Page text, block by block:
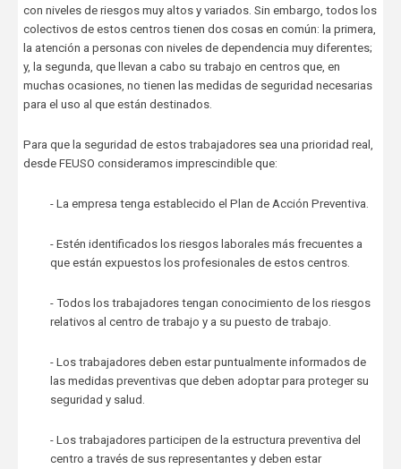
con niveles de riesgos muy altos y variados. Sin embargo, todos los
colectivos de estos centros tienen dos cosas en común: la primera,
la atención a personas con niveles de dependencia muy diferentes;
y, la segunda, que llevan a cabo su trabajo en centros que, en
muchas ocasiones, no tienen las medidas de seguridad necesarias
para el uso al que están destinados.
Para que la seguridad de estos trabajadores sea una prioridad real,
desde FEUSO consideramos imprescindible que:
- La empresa tenga establecido el Plan de Acción Preventiva.
- Estén identificados los riesgos laborales más frecuentes a
que están expuestos los profesionales de estos centros.
- Todos los trabajadores tengan conocimiento de los riesgos
relativos al centro de trabajo y a su puesto de trabajo.
- Los trabajadores deben estar puntualmente informados de
las medidas preventivas que deben adoptar para proteger su
seguridad y salud.
- Los trabajadores participen de la estructura preventiva del
centro a través de sus representantes y deben estar